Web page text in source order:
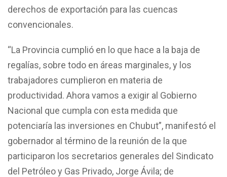
derechos de exportación para las cuencas
convencionales.
“La Provincia cumplió en lo que hace a la baja de
regalías, sobre todo en áreas marginales, y los
trabajadores cumplieron en materia de
productividad. Ahora vamos a exigir al Gobierno
Nacional que cumpla con esta medida que
potenciaría las inversiones en Chubut”, manifestó el
gobernador al término de la reunión de la que
participaron los secretarios generales del Sindicato
del Petróleo y Gas Privado, Jorge Ávila; de